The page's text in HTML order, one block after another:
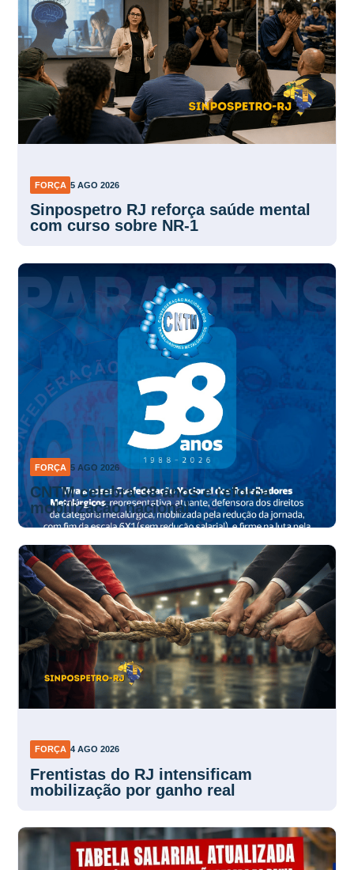
FORÇA 5 AGO 2026
Sinpospetro RJ reforça saúde mental
com curso sobre NR-1
FORÇA 5 AGO 2026
CNTM celebra 38 anos e reforça
mobilização nacional
FORÇA 4 AGO 2026
Frentistas do RJ intensificam
mobilização por ganho real